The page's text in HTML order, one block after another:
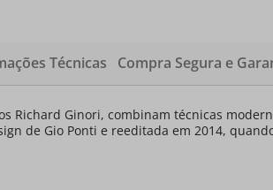
Técnicas Compra Segura e
Richard Ginori, combinam técnicas
de Gio Ponti e reeditada em 2014,